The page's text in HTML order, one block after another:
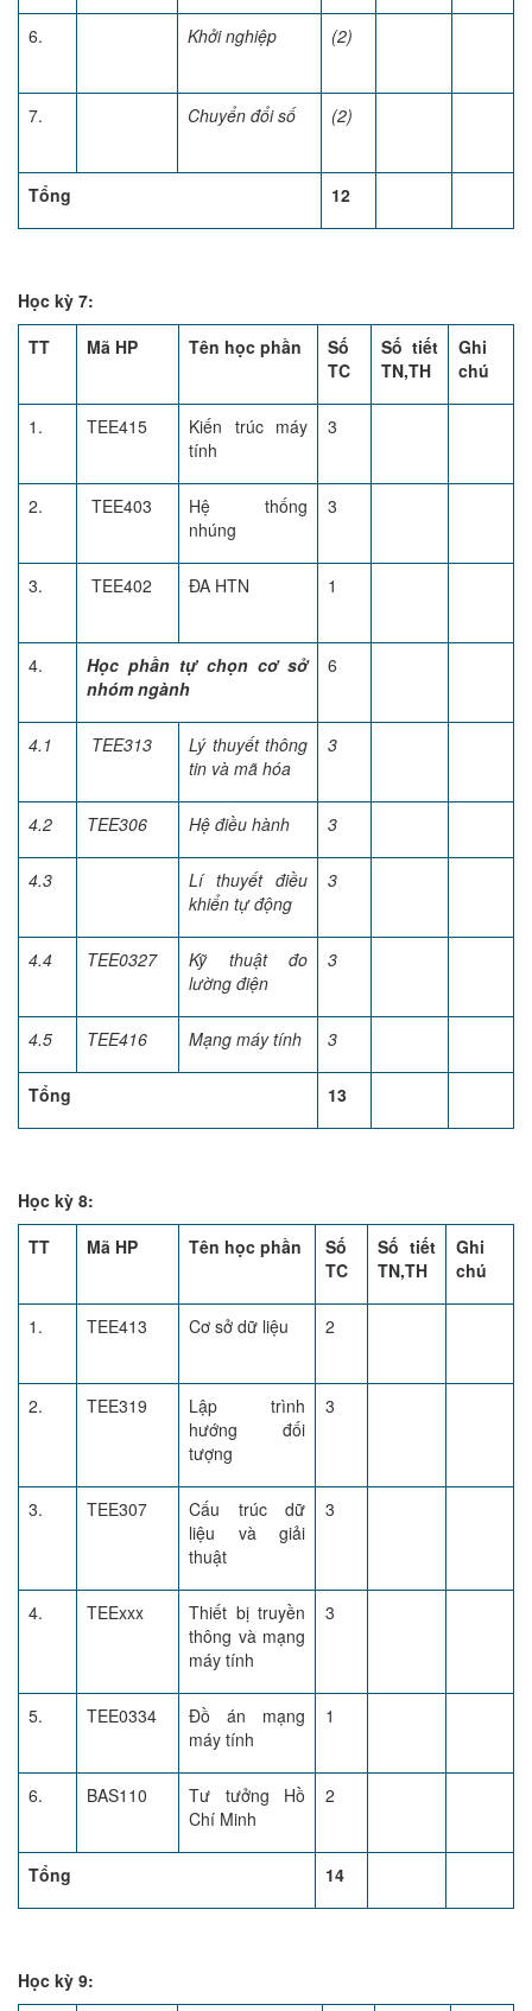
6. Khởi nghiệp (2)
7. Chuyển đổi số (2)
Tổng 12
Học kỳ 7:
TT
Mã HP Tên học phần
Số
TC
Số tiết
TN,TH
Ghi
chú
1. TEE415
Kiến trúc máy
tính
3
2. TEE403
Hệ thống
nhúng
3
3. TEE402 ĐA HTN 1
4.
Học phần tự chọn cơ sở
nhóm ngành
6
4.1 TEE313
Lý thuyết thông
tin và mã hóa
3
4.2 TEE306 Hệ điều hành 3
4.3
Lí thuyết điều
khiển tự động
3
4.4 TEE0327
Kỹ thuật đo
lường điện
3
4.5 TEE416 Mạng máy tính 3
Tổng 13
Học kỳ 8:
TT
Mã HP Tên học phần
Số
TC
Số tiết
TN,TH
Ghi
chú
1. TEE413 Cơ sở dữ liệu 2
2. TEE319
Lập trình
hướng đối
tượng
3
3. TEE307
Cấu trúc dữ
liệu và giải
thuật
3
4. TEExxx
Thiết bị truyền
thông và mạng
máy tính
3
5. TEE0334
Đồ án mạng
máy tính
1
6. BAS110
Tư tưởng Hồ
Chí Minh
2
Tổng 14
Học kỳ 9: